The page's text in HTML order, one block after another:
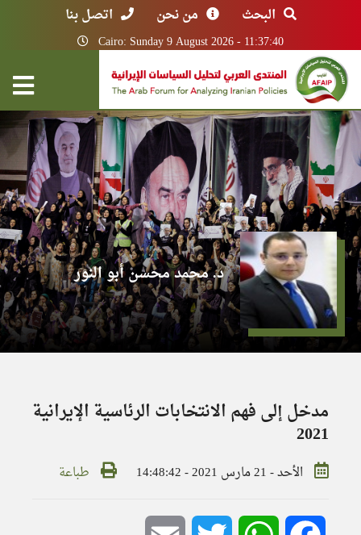
البحث من نحن اتصل بنا
Cairo: Sunday 9 August 2026 - 11:37:40
د. محمد محسن أبو النور
مدخل إلى فهم الانتخابات الرئاسية الإيرانية
2021
الأحد - 21 مارس 2021 - 14:48:42 طباعة